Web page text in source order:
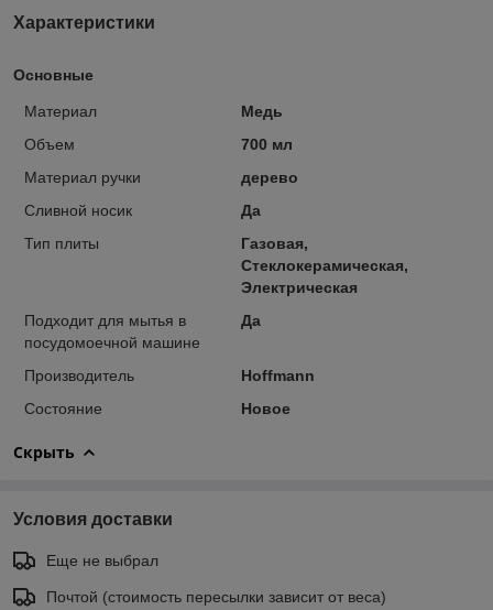
Характеристики
Основные
Материал
Медь
Объем
700 мл
Материал ручки
дерево
Сливной носик
Да
Тип плиты
Газовая,
Стеклокерамическая,
Электрическая
Подходит для мытья в
посудомоечной машине
Да
Производитель
Hoffmann
Состояние
Новое
Скрыть
Условия доставки
Еще не выбрал
Почтой (стоимость пересылки зависит от веса)